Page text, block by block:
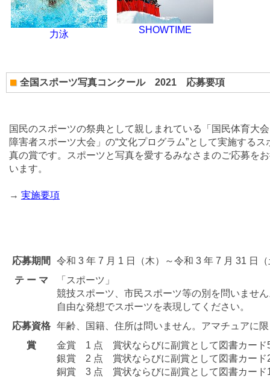
力泳 SHOWTIME
全国スポーツ写真コンクール 2021 応募要項
国民のスポーツの祭典として親しまれている「国民体育大
障害者スポーツ大会」の“文化プログラム”として実施するス
真の賞です。スポーツと写真を愛するみなさまのご応募を
います。
→ 実施要項
応募期間
令和 3 年 7 月 1 日（木）～令和 3 年 7 月 31 日
テ ー マ
「スポーツ」
競技スポーツ、市民スポーツ等の別を問いませ
自由な発想でスポーツを表現してください。
応募資格 年齢、国籍、住所は問いません。アマチュアに
賞
金賞 1 点 賞状ならびに副賞として図書カード
銀賞 2 点 賞状ならびに副賞として図書カード
銅賞 3 点 賞状ならびに副賞として図書カード